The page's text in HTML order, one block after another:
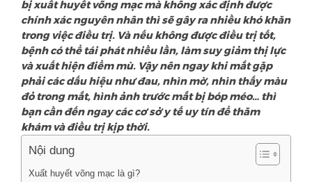
bị xuất huyết võng mạc mà không xác định được
chính xác nguyên nhân thì sẽ gây ra nhiều khó khăn
trong việc điều trị. Và nếu không được điều trị tốt,
bệnh có thể tái phát nhiều lần, làm suy giảm thị lực
và xuất hiện điểm mù. Vậy nên ngay khi mắt gặp
phải các dấu hiệu như đau, nhìn mờ, nhìn thấy màu
đỏ trong mắt, hình ảnh trước mắt bị bóp méo… thì
bạn cần đến ngay các cơ sở y tế uy tín để thăm
khám và điều trị kịp thời.
Nội dung
Xuất huyết võng mạc là gì?